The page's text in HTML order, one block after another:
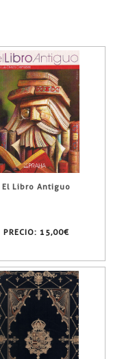
El Libro Antiguo
PRECIO: 15,00€